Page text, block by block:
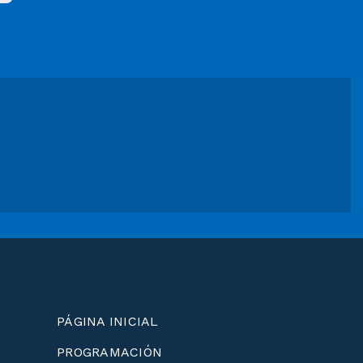
PÁGINA INICIAL
PROGRAMACIÓN